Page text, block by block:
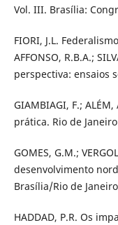
Vol. III. Brasília:
FIORI, J.L.
AFFONSO, R.B.A.;
perspectiva: ensaios
GIAMBIAGI, F.;
prática. Rio de
GOMES, G.M.;
desenvolvimento
Brasília/Rio de
HADDAD, P.R. Os